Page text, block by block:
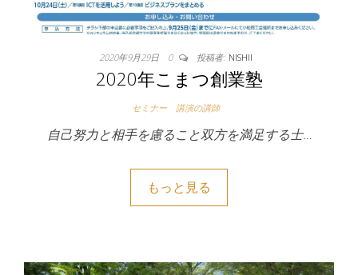
2020年9月29日 0 投稿者: NISHII
2020年こまつ創業塾
セミナー 講演の講師
自己努力と相手を慮ること双方を満足する士…
もっと見る